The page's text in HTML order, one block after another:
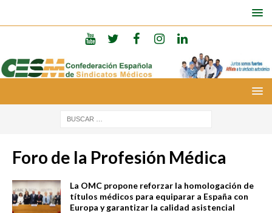
Foro de la Profesión Médica
La OMC propone reforzar la homologación de
títulos médicos para equiparar a España con
Europa y garantizar la calidad asistencial